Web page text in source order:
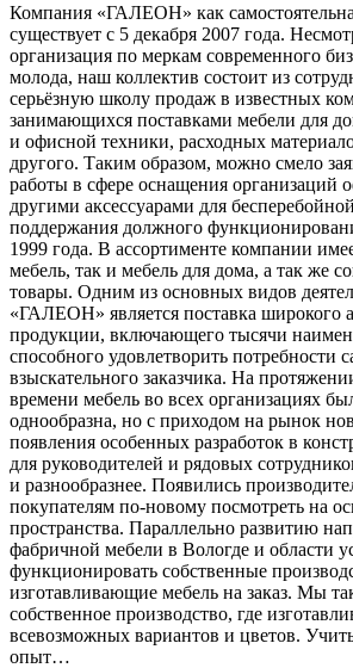
Компания «ГАЛЕОН» как
существует с 5 декабря 2007 года.
организация по меркам современного
молода, наш коллектив состоит из
серьёзную школу продаж в известных
занимающихся поставками мебели для
и офисной техники, расходных
другого. Таким образом, можно смело
работы в сфере оснащения организаций
другими аксессуарами для
поддержания должного
1999 года. В ассортименте компании
мебель, так и мебель для дома, а так же
товары. Одним из основных видов
«ГАЛЕОН» является поставка широкого
продукции, включающего тысячи
способного удовлетворить потребности
взыскательного заказчика. На
времени мебель во всех организациях
однообразна, но с приходом на рынок
появления особенных разработок в
для руководителей и рядовых
и разнообразнее. Появились
покупателям по-новому посмотреть на
пространства. Параллельно развитию
фабричной мебели в Вологде и области
функционировать собственные
изготавливающие мебель на заказ. Мы
собственное производство, где
всевозможных вариантов и цветов.
опыт…